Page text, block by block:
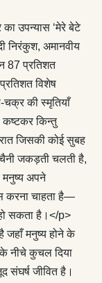
का उपन्यास ‘मेरे बेटे
निरंकुश, अमानवीय
87 प्रतिशत
विशेष
चक्र की स्मृतियाँ
कष्टकर किन्तु
जिसकी कोई सुबह
जकड़ती चलती है,
अपने
करना चाहता है—
सकता है।</p>
जहाँ मनुष्य होने के
नीचे कुचल दिया
जीवित है।